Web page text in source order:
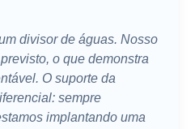
divisor de águas. Nosso
o que demonstra
O suporte da
sempre
implantando uma